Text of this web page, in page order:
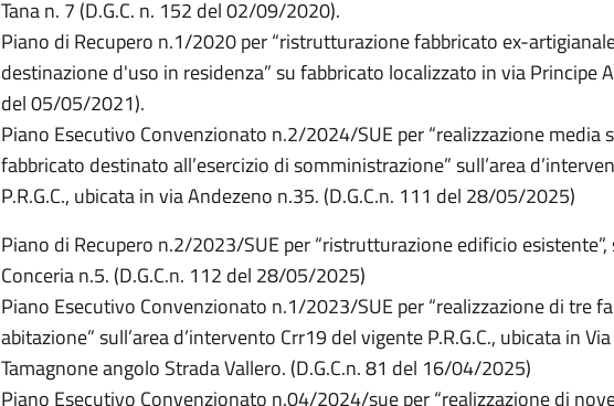
Tana n. 7 (D.G.C. n. 152 del 02/09/2020).
Piano di Recupero n.1/2020 per “ristrutturazione fabbricato ex-
destinazione d'uso in residenza” su fabbricato localizzato in via Principe
del 05/05/2021).
Piano Esecutivo Convenzionato n.2/2024/SUE per “realizzazione
fabbricato destinato all’esercizio di somministrazione” sull’area
P.R.G.C., ubicata in via Andezeno n.35. (D.G.C.n. 111 del 28/05/2025)
Piano di Recupero n.2/2023/SUE per “ristrutturazione edificio
Conceria n.5. (D.G.C.n. 112 del 28/05/2025)
Piano Esecutivo Convenzionato n.1/2023/SUE per “realizzazione di tre
abitazione” sull’area d’intervento Crr19 del vigente P.R.G.C., ubicata in
Tamagnone angolo Strada Vallero. (D.G.C.n. 81 del 16/04/2025)
Piano Esecutivo Convenzionato n.04/2024/sue per “realizzazione di